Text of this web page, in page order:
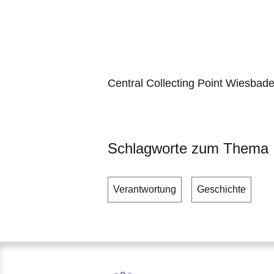
Central Collecting Point
Schlagworte zum Thema
Verantwortung Geschichte